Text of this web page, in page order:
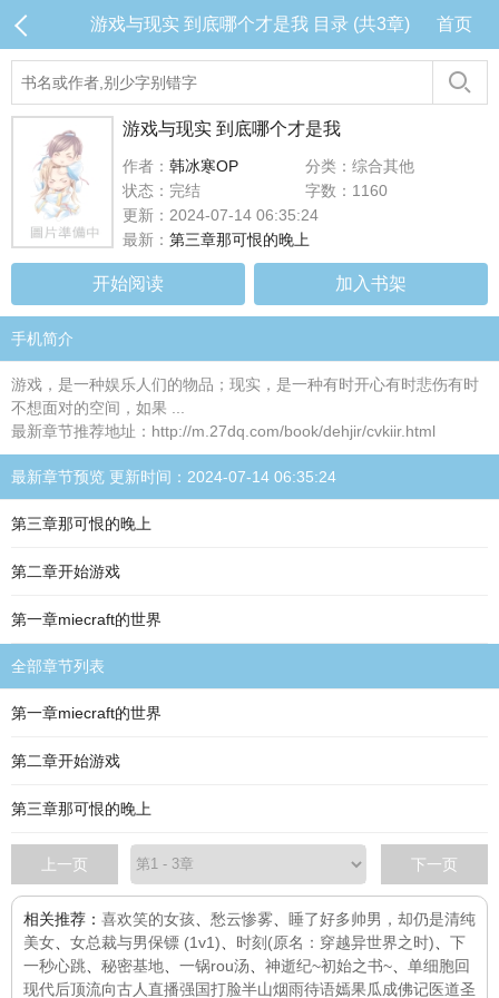
游戏与现实 到底哪个才是我 目录 (共3章) 首页
游戏与现实 到底哪个才是我
作者： 韩冰寒OP
分类：综合其他
状态：完结
字数：1160
更新：2024-07-14 06:35:24
最新： 第三章那可恨的晚上
开始阅读 加入书架
手机简介
游戏，是一种娱乐人们的物品；现实，是一种有时开心有时悲伤有时
不想面对的空间，如果 ...
最新章节推荐地址：http://m.27dq.com/book/dehjir/cvkiir.html
最新章节预览 更新时间：2024-07-14 06:35:24
第三章那可恨的晚上
第二章开始游戏
第一章miecraft的世界
全部章节列表
第一章miecraft的世界
第二章开始游戏
第三章那可恨的晚上
上一页 下一页
相关推荐： 喜欢笑的女孩 愁云惨雾
睡了好多帅男，却仍是清纯
美女
女总裁与男保镖 (1v1) 时刻(原名：穿越异世界之时)
下
一秒心跳
秘密基地 一锅rou汤 神逝纪~初始之书~ 单细胞回
现代后顶流向古人直播强国打脸半山烟雨待语嫣果瓜成佛记医道圣